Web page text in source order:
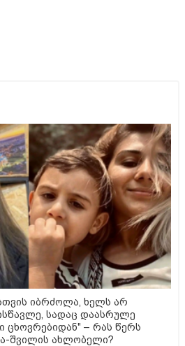
იბრძოლა, ხელს არ
სადაც დაასრულე
– რას წერს
შვილის ახლობელი?